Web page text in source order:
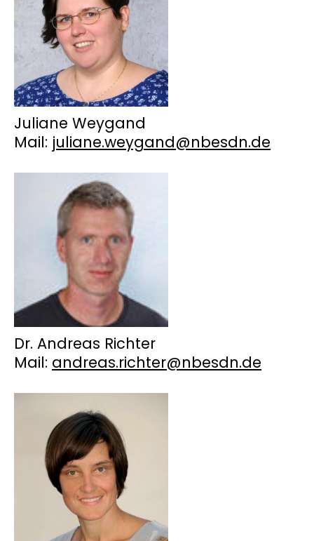
Juliane Weygand
Mail: juliane.weygand@nbesdn.de
Dr. Andreas Richter
Mail: andreas.richter@nbesdn.de